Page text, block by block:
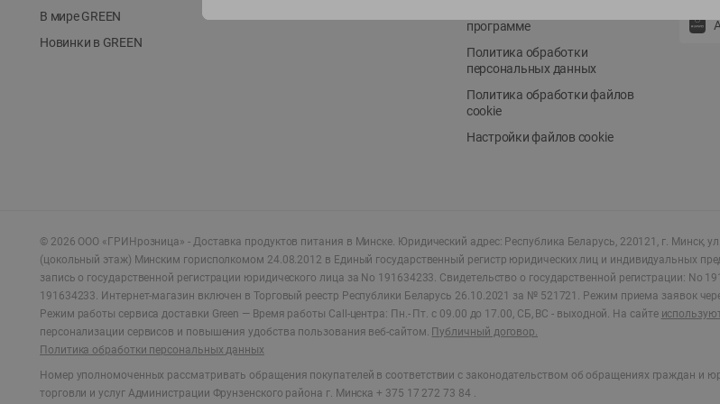
В мире GREEN
Новинки в GREEN
программе
Политика обработки
персональных данных
Политика обработки файлов
cookie
Настройки файлов cookie
© 2026 ООО «ГРИНрозница» - Доставка продуктов питания в Минске. Юридический адрес: Республика Беларусь, 220121, г. Минск,
(цокольный этаж) Минским горисполкомом 24.08.2012 в Единый государственный регистр юридических лиц и индивидуальных
запись о государственной регистрации юридического лица за No 191634233. Свидетельство о государственной регистрации: No
191634233. Интернет-магазин включен в Торговый реестр Республики Беларусь 26.10.2021 за № 521721. Режим приема заявок
Режим работы сервиса доставки Green — Время работы Call-центра: Пн.- Пт. с 09.00 до 17.00, СБ, ВС - выходной. На сайте
персонализации сервисов и повышения удобства пользования веб-сайтом. Публичный договор.
Политика обработки персональных данных
Номер уполномоченных рассматривать обращения покупателей в соответствии с законодательством об обращениях граждан и
торговли и услуг Администрации Фрунзенского района г. Минска + 375 17 272 73 84 .